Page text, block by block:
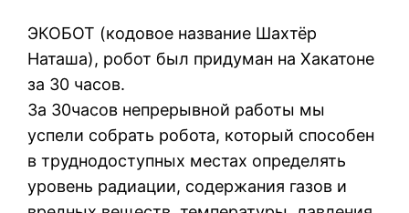
ЭКОБОТ (кодовое название Шахтёр
Наташа), робот был придуман на Хакатоне
за 30 часов.
За 30часов непрерывной работы мы
успели собрать робота, который способен
в труднодоступных местах определять
уровень радиации, содержания газов и